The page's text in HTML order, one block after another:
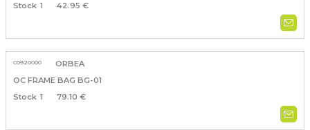
1
42.95 €
C0920000
ORBEA
OC FRAME BAG BG-01
1
79.10 €